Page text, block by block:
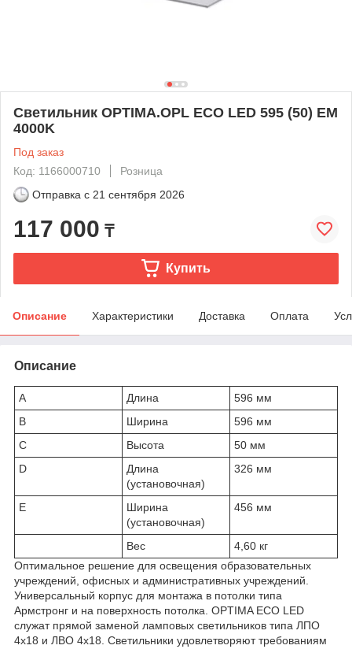
Светильник OPTIMA.OPL ECO LED 595 (50) EM
4000K
Под заказ
Код: 1166000710
Розница
Отправка с 21 сентября 2026
117 000 ₸
Купить
Описание Характеристики Доставка Оплата
Описание
A Длина
596 мм
B
Ширина
596 мм
C
Высота
50 мм
D
Длина
(установочная)
326 мм
E
Ширина
(установочная)
456 мм
Вес
4,60 кг
Оптимальное решение для освещения образовательных
учреждений, офисных и административных учреждений.
Универсальный корпус для монтажа в потолки типа
Армстронг и на поверхность потолка. OPTIMA ECO LED
служат прямой заменой ламповых светильников типа ЛПО
4x18 и ЛВО 4x18. Светильники удовлетворяют требованиям